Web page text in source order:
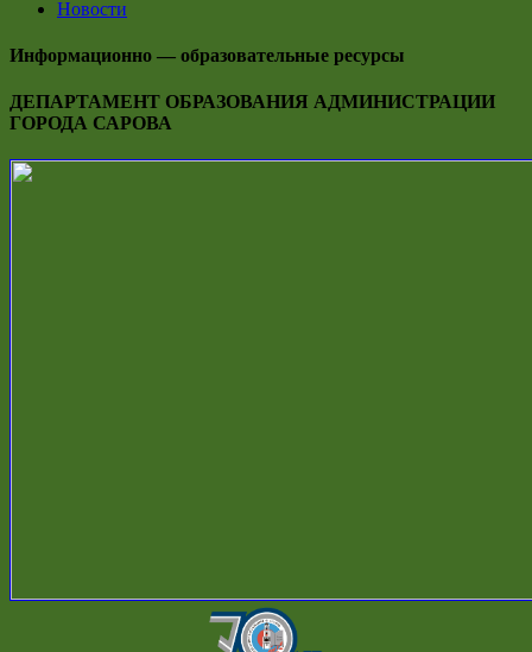
Новости
Информационно — образовательные ресурсы
ДЕПАРТАМЕНТ ОБРАЗОВАНИЯ АДМИНИСТРАЦИИ
ГОРОДА САРОВА